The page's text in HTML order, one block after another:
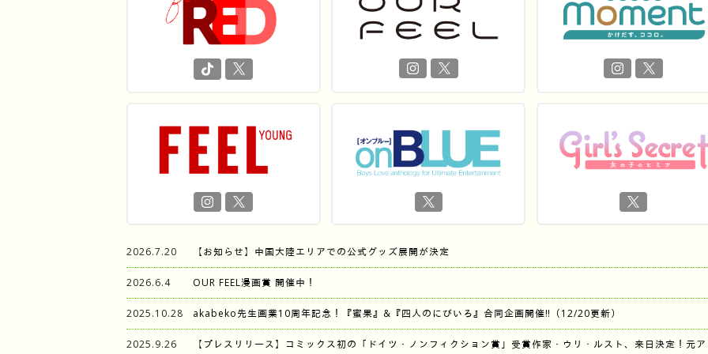
2026.7.20 【お知らせ】中国大陸エリアでの公式グッズ展開が決定
2026.6.4 OUR FEEL漫画賞 開催中！
2025.10.28 akabeko先生画業10周年記念！『蜜果』&『四人のにびいろ』合同企画開催‼︎（12/20更新）
2025.9.26
【プレスリリース】コミックス初の「ドイツ・ノンフィクション賞」受賞作家・ウリ・ルスト、来日決定！元